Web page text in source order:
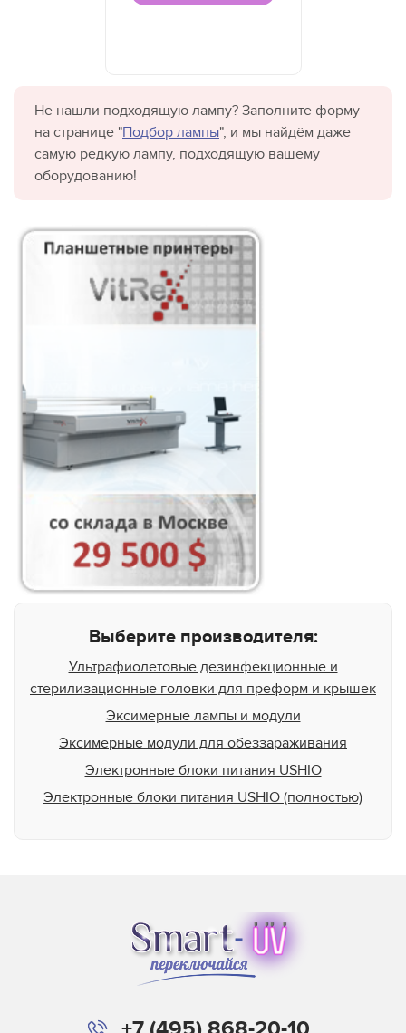
Не нашли подходящую лампу? Заполните форму
на странице "Подбор лампы", и мы найдём даже
самую редкую лампу, подходящую вашему
оборудованию!
Выберите производителя:
Ультрафиолетовые дезинфекционные и
стерилизационные головки для преформ и крышек
Эксимерные лампы и модули
Эксимерные модули для обеззараживания
Электронные блоки питания USHIO
Электронные блоки питания USHIO (полностью)